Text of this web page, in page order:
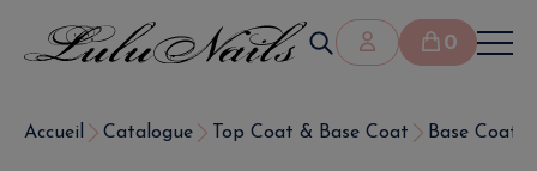
0
Accueil Catalogue Top Coat & Base Coat Base Coat